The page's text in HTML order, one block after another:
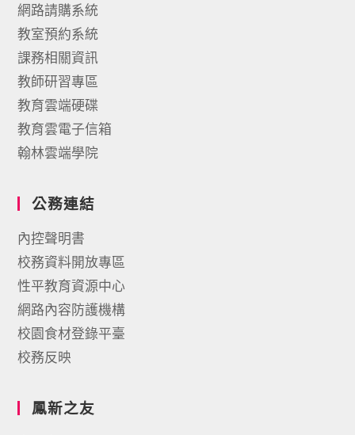
網路請購系統
教室預約系統
課務相關資訊
教師研習專區
教育雲端硬碟
教育雲電子信箱
翰林雲端學院
公務連結
內控聲明書
校務資料開放專區
性平教育資源中心
網路內容防護機構
校園食材登錄平臺
校務反映
鳳新之友